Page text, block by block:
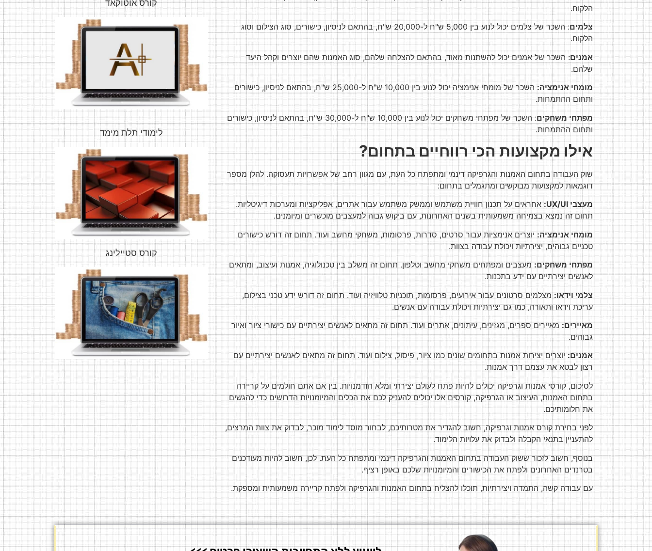
הלקוח.
צלמים
: השכר של צלמים יכול לנוע בין 5,000 ש"ח ל-20,000 ש"ח, בהתאם לניסיון, כישורים, סוג הצילום וסוג
הלקוח.
אמנים: השכר של אמנים יכול להשתנות מאוד, בהתאם להצלחה שלהם, סוג האמנות שהם יוצרים וקהל היעד
שלהם.
מומחי אנימציה:
השכר של מומחי אנימציה יכול לנוע בין 10,000 ש"ח ל-25,000 ש"ח, בהתאם לניסיון, כישורים
ותחום ההתמחות.
מפתחי משחקים
: השכר של מפתחי משחקים יכול לנוע בין 10,000 ש"ח ל-30,000 ש"ח, בהתאם לניסיון, כישורים
ותחום ההתמחות.
אילו מקצועות הכי רווחיים בתחום?
שוק העבודה בתחום האמנות והגרפיקה דינמי ומתפתח כל העת, עם מגוון רחב של אפשרויות תעסוקה. להלן מספר
דוגמאות למקצועות מבוקשים ומתגמלים בתחום:
מעצביUX/UI
:אחראים על תכנון חוויית משתמש וממשק משתמש עבור אתרים, אפליקציות ומערכות דיגיטליות.
תחום זה נמצא בצמיחה משמעותית בשנים האחרונות, עם ביקוש גבוה למעצבים מוכשרים ומיומנים.
מומחי אנימציה: יוצרים אנימציות עבור סרטים, סדרות, פרסומות, משחקי מחשב ועוד. תחום זה דורש כישורים
טכניים גבוהים, יצירתיות ויכולת עבודה בצוות.
מפתחי משחקים: מעצבים ומפתחים משחקי מחשב וטלפון. תחום זה משלב בין טכנולוגיה, אמנות ועיצוב, ומתאים
לאנשים יצירתיים עם ידע בתכנות.
צלמי וידאו: מצלמים סרטונים עבור אירועים, פרסומות, תוכניות טלוויזיה ועוד. תחום זה דורש ידע טכני בצילום,
עריכת וידאו ותאורה, כמו גם יצירתיות ויכולת עבודה עם אנשים.
מאיירים: מאיירים ספרים, מגזינים, עיתונים, אתרים ועוד. תחום זה מתאים לאנשים יצירתיים עם כישורי ציור ואיור
גבוהים.
אמנים: יוצרים יצירות אמנות בתחומים שונים כמו ציור, פיסול, צילום ועוד. תחום זה מתאים לאנשים יצירתיים עם
רצון לבטא את עצמם דרך אמנות.
לסיכום, קורסי אמנות וגרפיקה יכולים להיות פתח לעולם יצירתי ומלא הזדמנויות. בין אם אתם חולמים על קריירה
בתחום האמנות, העיצוב או הגרפיקה, קורסים אלו יכולים להעניק לכם את הכלים והמיומנויות הדרושים כדי להגשים
את חלומותיכם.
לפני בחירת קורס אמנות וגרפיקה, חשוב להגדיר את מטרותיכם, לבחור מוסד לימוד מוכר, לבדוק את צוות המרצים,
להתעניין בתנאי הקבלה ולבדוק את עלויות הלימוד.
בנוסף, חשוב לזכור ששוק העבודה בתחום האמנות והגרפיקה דינמי ומתפתח כל העת. לכן, חשוב להיות מעודכנים
בטרנדים האחרונים ולפתח את הכישורים והמיומנויות שלכם באופן רציף.
עם עבודה קשה, התמדה ויצירתיות, תוכלו להצליח בתחום האמנות והגרפיקה ולפתח קריירה משמעותית ומספקת.
קורס אוטוקאד
לימודי תלת מימד
קורס סטיילינג